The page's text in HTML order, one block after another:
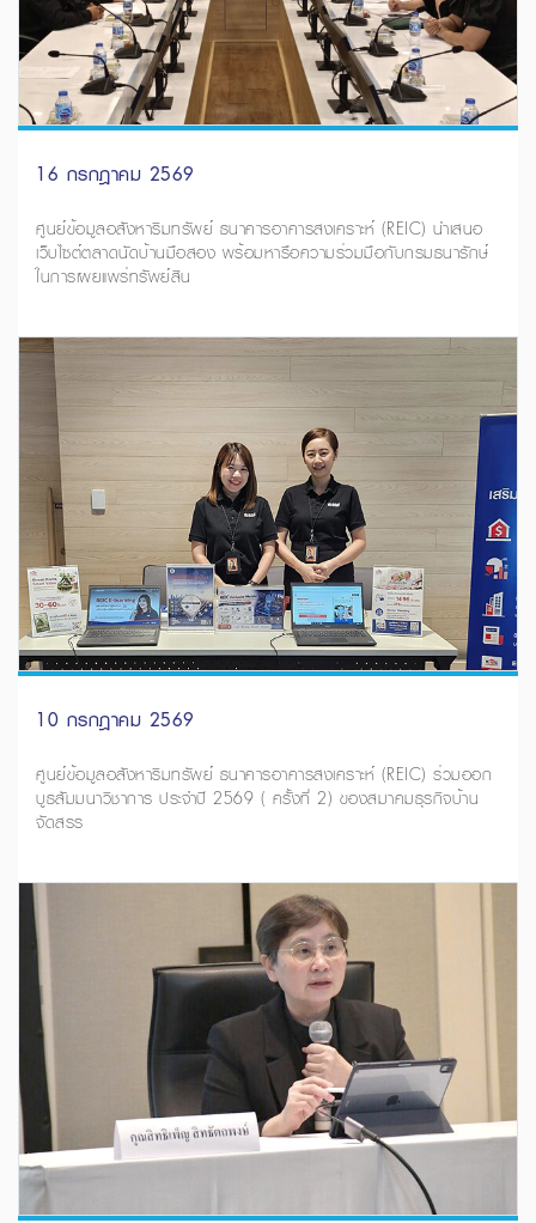
16 กรกฎาคม 2569
ศูนย์ข้อมูลอสังหาริมทรัพย์ ธนาคารอาคารสงเคราะห์ (REIC) นำเสนอ
เว็บไซต์ตลาดนัดบ้านมือสอง พร้อมหารือความร่วมมือกับกรมธนารักษ์
ในการเผยแพร่ทรัพย์สิน
10 กรกฎาคม 2569
ศูนย์ข้อมูลอสังหาริมทรัพย์ ธนาคารอาคารสงเคราะห์ (REIC) ร่วมออก
บูธสัมมนาวิชาการ ประจำปี 2569 ( ครั้งที่ 2) ของสมาคมธุรกิจบ้าน
จัดสรร